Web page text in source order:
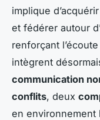
implique
et fédérer autour
renforçant
intègrent
communication
conflits, deux
en environnement